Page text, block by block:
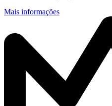
Mais informações